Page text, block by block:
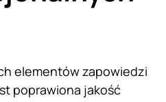
elementów zapowiedzi
poprawiona jakość